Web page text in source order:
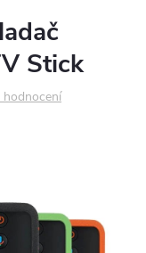
Stick